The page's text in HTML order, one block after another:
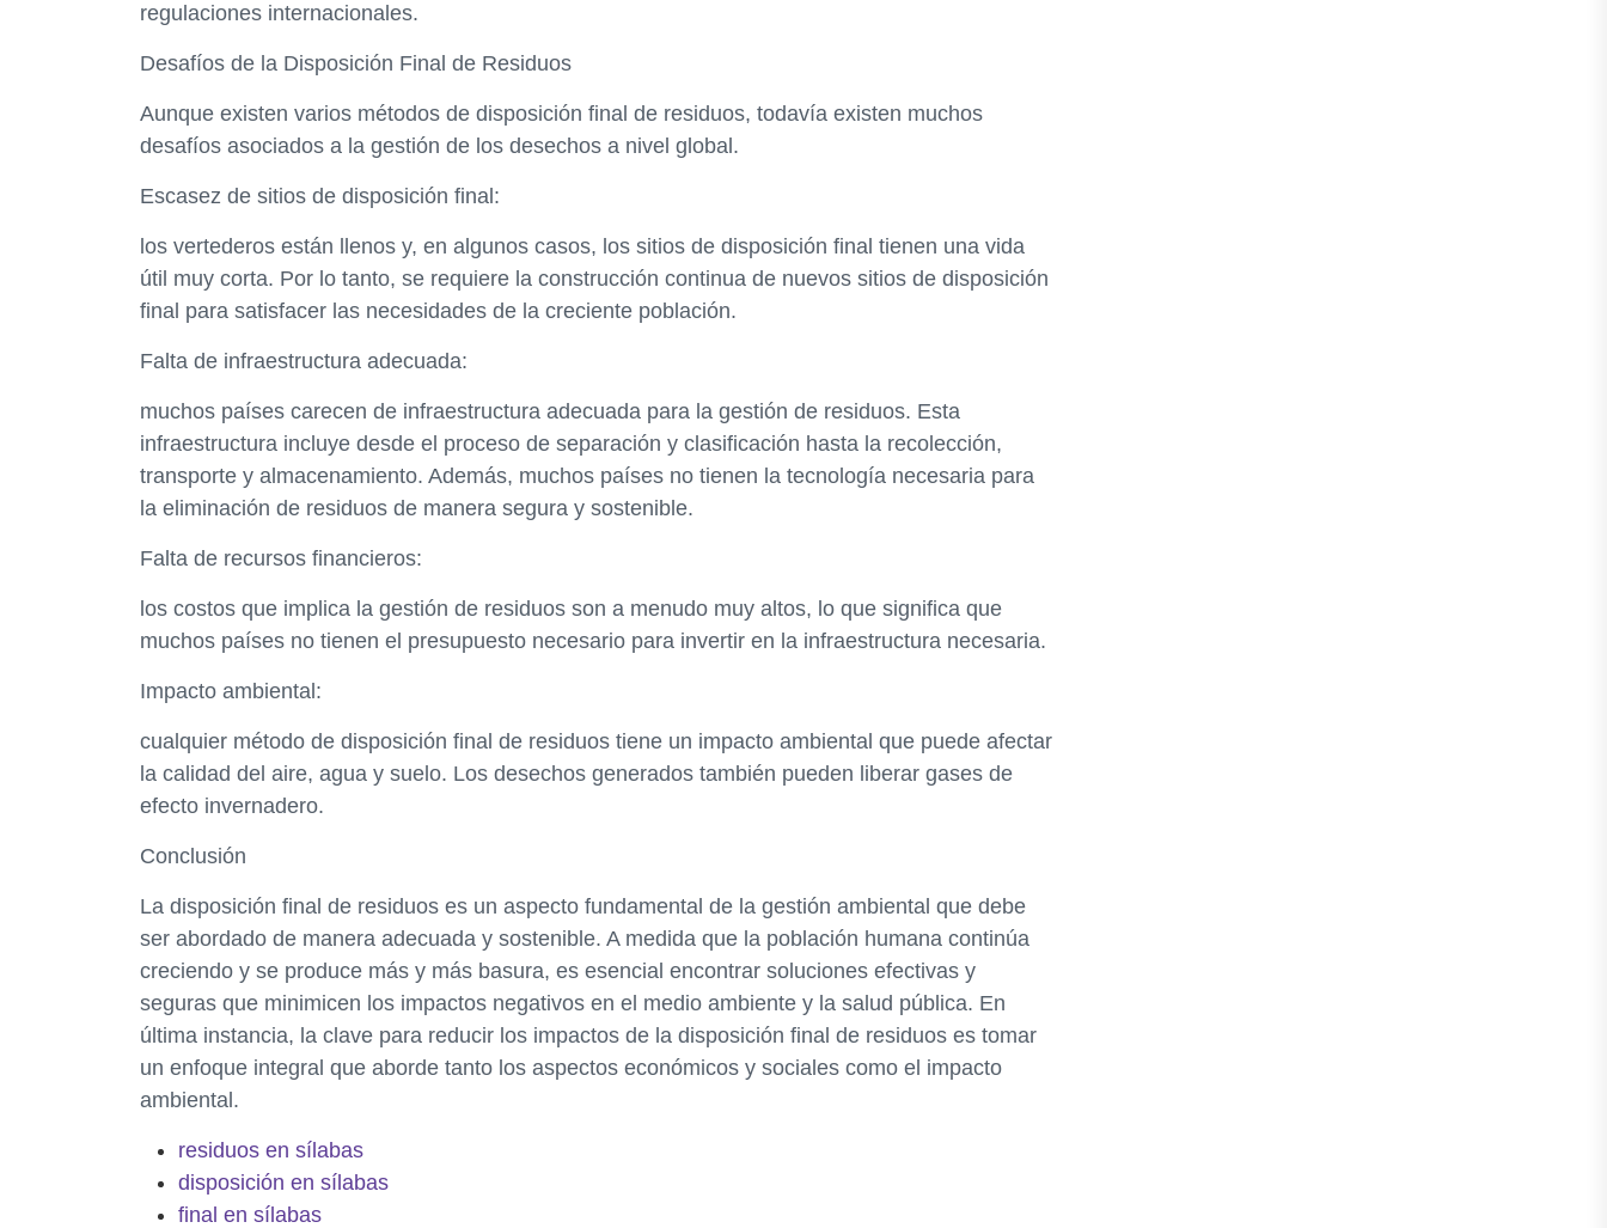
regulaciones internacionales.
Desafíos de la Disposición Final de Residuos
Aunque existen varios métodos de disposición final de residuos, todavía existen muchos
desafíos asociados a la gestión de los desechos a nivel global.
Escasez de sitios de disposición final:
los vertederos están llenos y, en algunos casos, los sitios de disposición final tienen una vida
útil muy corta. Por lo tanto, se requiere la construcción continua de nuevos sitios de disposición
final para satisfacer las necesidades de la creciente población.
Falta de infraestructura adecuada:
muchos países carecen de infraestructura adecuada para la gestión de residuos. Esta
infraestructura incluye desde el proceso de separación y clasificación hasta la recolección,
transporte y almacenamiento. Además, muchos países no tienen la tecnología necesaria para
la eliminación de residuos de manera segura y sostenible.
Falta de recursos financieros:
los costos que implica la gestión de residuos son a menudo muy altos, lo que significa que
muchos países no tienen el presupuesto necesario para invertir en la infraestructura necesaria.
Impacto ambiental:
cualquier método de disposición final de residuos tiene un impacto ambiental que puede afectar
la calidad del aire, agua y suelo. Los desechos generados también pueden liberar gases de
efecto invernadero.
Conclusión
La disposición final de residuos es un aspecto fundamental de la gestión ambiental que debe
ser abordado de manera adecuada y sostenible. A medida que la población humana continúa
creciendo y se produce más y más basura, es esencial encontrar soluciones efectivas y
seguras que minimicen los impactos negativos en el medio ambiente y la salud pública. En
última instancia, la clave para reducir los impactos de la disposición final de residuos es tomar
un enfoque integral que aborde tanto los aspectos económicos y sociales como el impacto
ambiental.
residuos en sílabas
disposición en sílabas
final en sílabas